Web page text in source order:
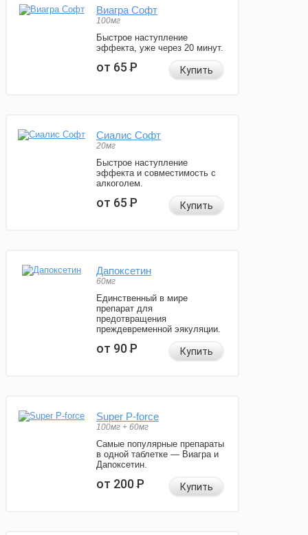
Виагра Софт
100мг
Быстрое наступление
эффекта, уже через 20 минут.
от 65Р Купить
Сиалис Софт
20мг
Быстрое наступление
эффекта и совместимость с
алкоголем.
от 65Р Купить
Дапоксетин
60мг
Единственный в мире
препарат для
предотвращения
преждевременной эякуляции.
от 90Р Купить
Super P-force
100мг + 60мг
Самые популярные препараты
в одной таблетке — Виагра и
Дапоксетин.
от 200Р Купить